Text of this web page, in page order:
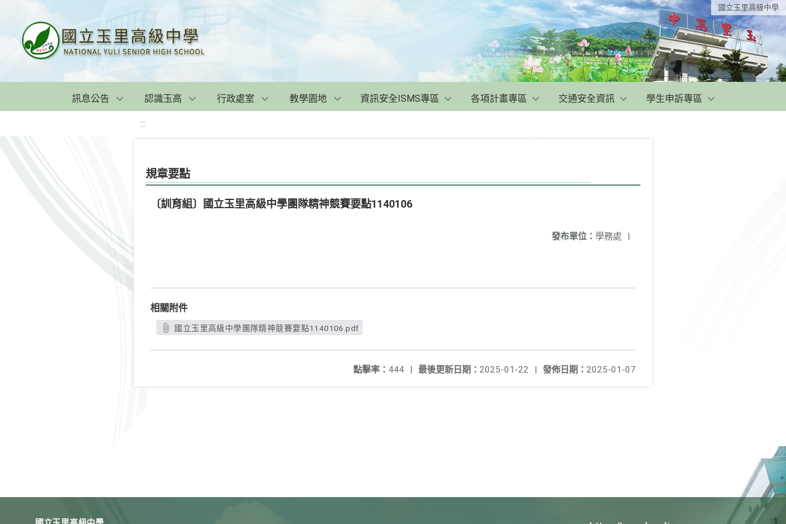
國立玉里高級中學
訊息公告 認識玉高 行政處室 教學園地 資訊安全ISMS專區 各項計畫專區 交通安全資訊 學生申訴專區
:::
規章要點
〔訓育組〕國立玉里高級中學團隊精神競賽要點1140106
發布單位： 學務處 |
相關附件
國立玉里高級中學團隊精神競賽要點1140106.pdf
發佈日期： 2025-01-07
最後更新日期： 2025-01-22 |
點擊率： 444 |